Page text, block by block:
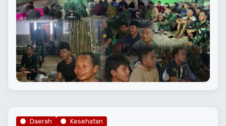
Daerah Kesehatan